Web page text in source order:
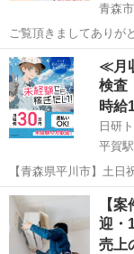
青森市
ご覧頂きましてありが
ておりますのでご覧下
なります 【勤務地】
間】 原則自由 ※アポ
青森 青森市 そ
≪月
検査
時給
日研
平賀駅
【青森県平川市】土日
ター・顕微鏡検査《お仕事No.2A313》
ム内における半導体
用した検査を担当しま
青森 平川市 平
【
迎・
売上